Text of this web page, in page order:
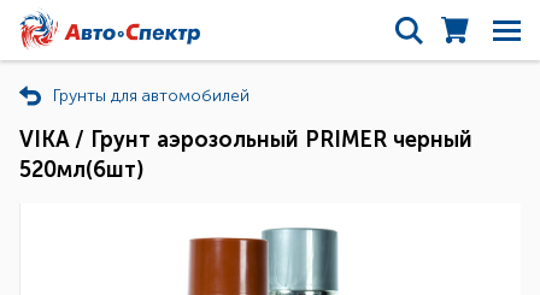
Грунты для автомобилей
VIKA / Грунт аэрозольный PRIMER черный
520мл(6шт)